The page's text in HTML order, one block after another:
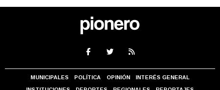
MUNICIPALES POLÍTICA OPINIÓN INTERÉS GENERAL